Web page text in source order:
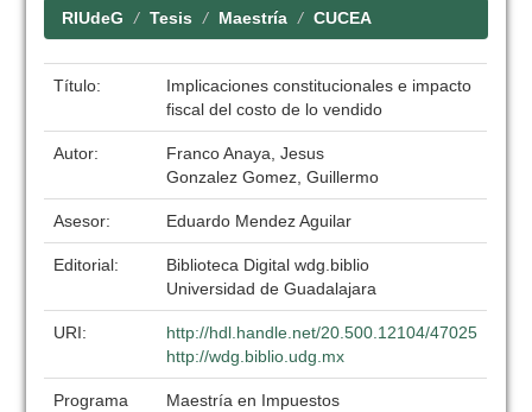
RIUdeG Tesis Maestría CUCEA
Título:
Implicaciones constitucionales e impacto
fiscal del costo de lo vendido
Autor:
Franco Anaya, Jesus
Gonzalez Gomez, Guillermo
Asesor: Eduardo Mendez Aguilar
Editorial:
Biblioteca Digital wdg.biblio
Universidad de Guadalajara
URI:
http://hdl.handle.net/20.500.12104/47025
http://wdg.biblio.udg.mx
Programa
Maestría en Impuestos